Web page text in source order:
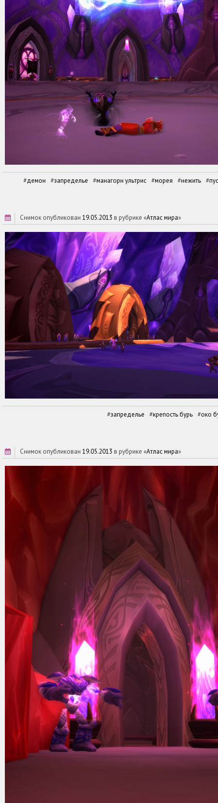
демон запределье манагорн ультрис морея нежить
снимок опубликован 19.05.2013 в рубрике «Атлас мира»
запределье крепость бурь око
снимок опубликован 19.05.2013 в рубрике «Атлас мира»